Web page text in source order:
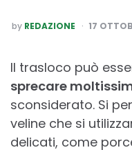
POSTED
BY
by REDAZIONE 17
Il trasloco può
sprecare
sconsiderato. Si
veline che si
delicati, come